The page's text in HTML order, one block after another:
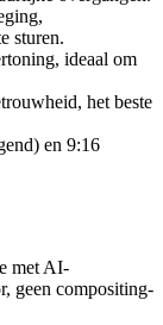
sturen.
ideaal om
het beste
en 9:16
met AI-
geen compositing-